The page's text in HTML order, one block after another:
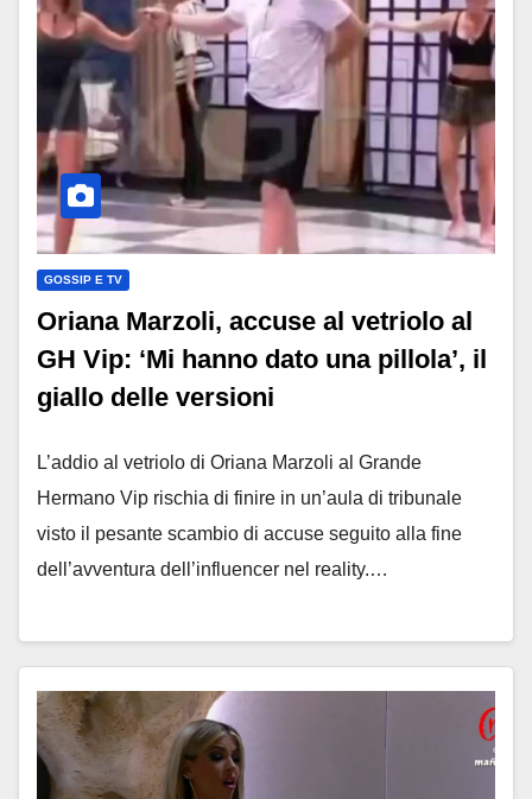
GOSSIP E TV
Oriana Marzoli, accuse al vetriolo al
GH Vip: ‘Mi hanno dato una pillola’, il
giallo delle versioni
L’addio al vetriolo di Oriana Marzoli al Grande
Hermano Vip rischia di finire in un’aula di tribunale
visto il pesante scambio di accuse seguito alla fine
dell’avventura dell’influencer nel reality.…